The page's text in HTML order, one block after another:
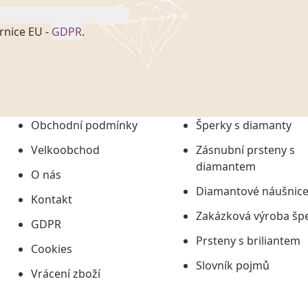
EU - GDPR.
č. 101/2000 Sb. v
uchováním veškerých
údajů či jako jeho
informací, nejdéle
Obchodní podmínky
Velkoobchod
O nás
Kontakt
GDPR
Cookies
Vrácení zboží
Šperky s diamanty
Zásnubní prsteny s
diamantem
Diamantové náušnice
Zakázková výroba
Prsteny s briliantem
Slovník pojmů